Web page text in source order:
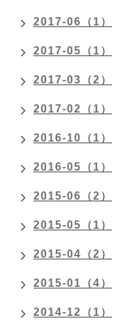
2017-06（1）
2017-05（1）
2017-03（2）
2017-02（1）
2016-10（1）
2016-05（1）
2015-06（2）
2015-05（1）
2015-04（2）
2015-01（4）
2014-12（1）